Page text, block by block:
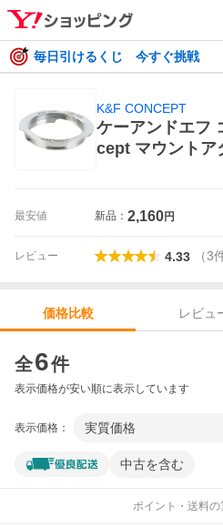
毎日引けるくじ 今すぐ挑戦
K&F CONCEPT
ケーアンドエフ
cept マウントア
最安値 新品： 2,160円
レビュー 4.33 （3
価格比較 レビュ
全6件
表示価格が安い順に表示しています
表示価格： 実質価格
中古を含む
ポイント・送料の